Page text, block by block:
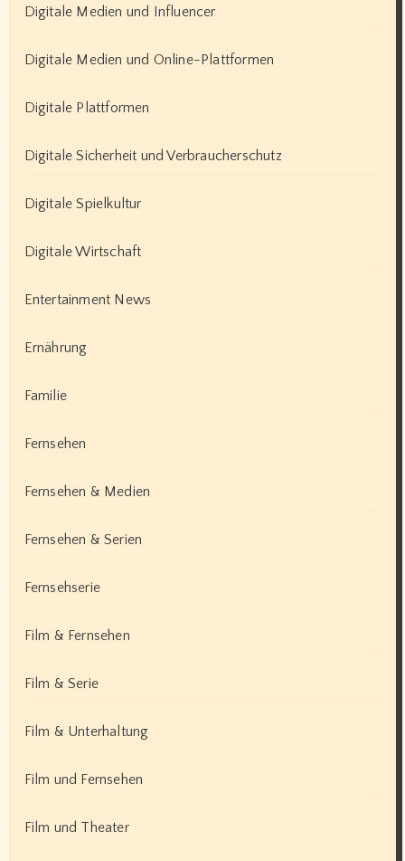
Digitale Medien und Influencer
Digitale Medien und Online-Plattformen
Digitale Plattformen
Digitale Sicherheit und Verbraucherschutz
Digitale Spielkultur
Digitale Wirtschaft
Entertainment News
Ernährung
Familie
Fernsehen
Fernsehen & Medien
Fernsehen & Serien
Fernsehserie
Film & Fernsehen
Film & Serie
Film & Unterhaltung
Film und Fernsehen
Film und Theater